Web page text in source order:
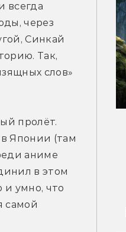
всегда
через
Синкай
Так,
слов»
пролёт.
Японии (там
аниме
в этом
и умно, что
самой